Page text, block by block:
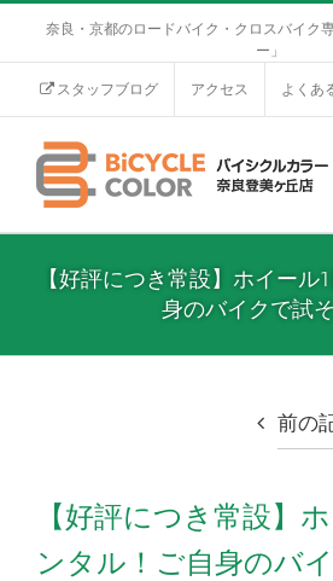
奈良・京都のロードバイク・クロスバイク
ー」
スタッフブログ アクセス よくあ
【好評につき常設】ホイール
身のバイクで試そ
前の
【好評につき常設】
ンタル！ご自身のバ